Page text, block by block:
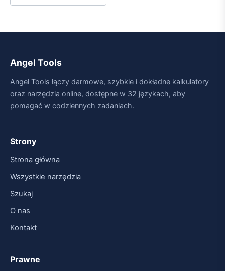
Angel Tools
Angel Tools łączy darmowe, szybkie i dokładne kalkulatory
oraz narzędzia online, dostępne w 32 językach, aby
pomagać w codziennych zadaniach.
Strony
Strona główna
Wszystkie narzędzia
Szukaj
O nas
Kontakt
Prawne